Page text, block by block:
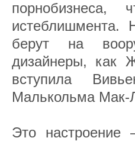
порнобизнеса,
истеблишмента.
берут на
дизайнеры, как
вступила
Малькольма Мак-
Это настроение